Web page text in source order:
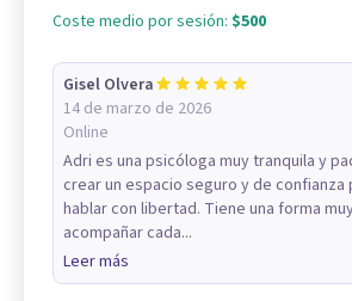
Coste medio por sesión: $500
Gisel Olvera
14 de marzo de 2026
Online
Adri es una psicóloga muy tranquila y
crear un espacio seguro y de confianza
hablar con libertad. Tiene una forma
acompañar cada...
Leer más